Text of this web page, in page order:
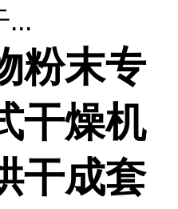
...
粉末专
干燥机
干成套